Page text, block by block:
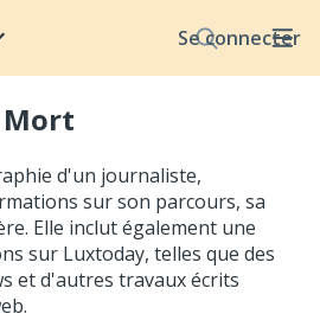
Se connecter
Mort
d'un journaliste,
sur son parcours, sa
Elle inclut également une
sur Luxtoday, telles que des
et d'autres travaux écrits